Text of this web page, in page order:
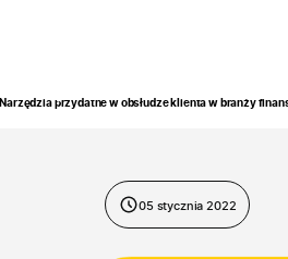
Narzędzia przydatne w obsłudze klienta w branży
05 stycznia 2022